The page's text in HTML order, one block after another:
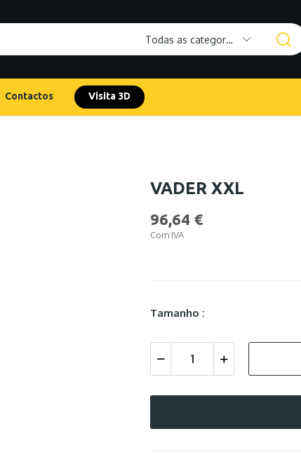
Todas as categorias
Contactos Visita 3D
VADER XXL
96,64 €
Com IVA
Tamanho :